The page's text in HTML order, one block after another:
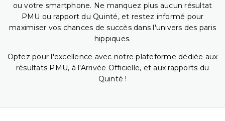
ou votre smartphone. Ne manquez plus aucun résultat
PMU ou rapport du Quinté, et restez informé pour
maximiser vos chances de succès dans l'univers des paris
hippiques.
Optez pour l'excellence avec notre plateforme dédiée aux
résultats PMU, à l'Arrivée Officielle, et aux rapports du
Quinté !